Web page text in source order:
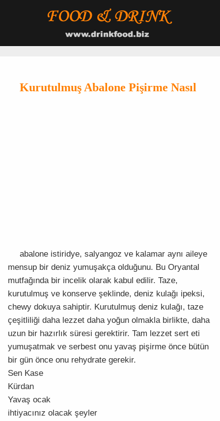
Kurutulmuş Abalone Pişirme Nasıl
abalone istiridye, salyangoz ve kalamar aynı aileye
mensup bir deniz yumuşakça olduğunu. Bu Oryantal
mutfağında bir incelik olarak kabul edilir. Taze,
kurutulmuş ve konserve şeklinde, deniz kulağı ipeksi,
chewy dokuya sahiptir. Kurutulmuş deniz kulağı, taze
çeşitliliği daha lezzet daha yoğun olmakla birlikte, daha
uzun bir hazırlık süresi gerektirir. Tam lezzet sert eti
yumuşatmak ve serbest onu yavaş pişirme önce bütün
bir gün önce onu rehydrate gerekir.
Sen Kase
Kürdan
Yavaş ocak
ihtiyacınız olacak şeyler